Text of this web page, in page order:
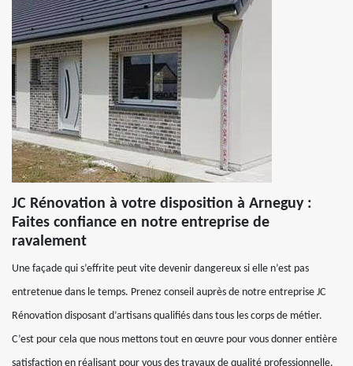
JC Rénovation à votre disposition à Arneguy :
Faites confiance en notre entreprise de
ravalement
Une façade qui s’effrite peut vite devenir dangereux si elle n’est pas
entretenue dans le temps. Prenez conseil auprès de notre entreprise JC
Rénovation disposant d’artisans qualifiés dans tous les corps de métier.
C’est pour cela que nous mettons tout en œuvre pour vous donner entière
satisfaction en réalisant pour vous des travaux de qualité professionnelle.